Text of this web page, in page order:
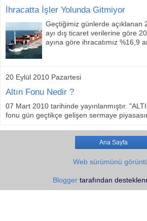
İhracatta İşler Yolunda Gitmiyor
Geçtiğimiz günlerde açıklanan
ayı dış ticaret verilerine göre
ayına göre ihracatımız %16,9
20 Eylül 2010 Pazartesi
Altın Fonu Nedir ?
07 Mart 2010 tarihinde yayınlanmıştır.
fonu gün geçtikçe gelişen sermaye
Ana Sayfa
Web sürümünü
Bloggertarafından